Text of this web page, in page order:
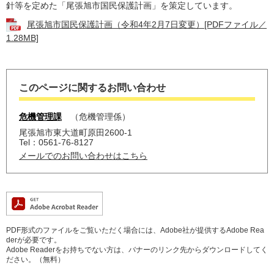
針等を定めた「尾張旭市国民保護計画」を策定しています。
尾張旭市国民保護計画（令和4年2月7日変更）[PDFファイル／
1.28MB]
このページに関するお問い合わせ
危機管理課
危機管理係
尾張旭市東大道町原田2600-1
Tel：0561-76-8127
メールでのお問い合わせはこちら
PDF形式のファイルをご覧いただく場合には、Adobe社が提供するAdobe Rea
derが必要です。
Adobe Readerをお持ちでない方は、バナーのリンク先からダウンロードしてく
ださい。（無料）